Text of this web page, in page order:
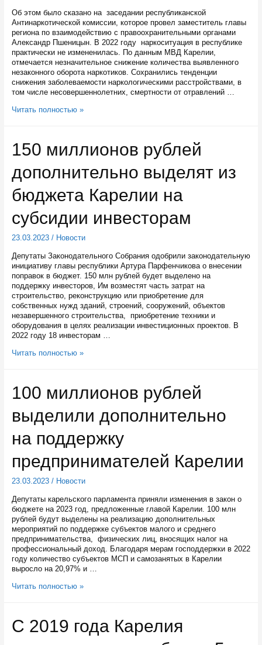
Об этом было сказано на заседании республиканской
Антинаркотической комиссии, которое провел заместитель главы
региона по взаимодействию с правоохранительными органами
Александр Пшеницын. В 2022 году наркоситуация в республике
практически не измененилась. По данным МВД Карелии,
отмечается незначительное снижение количества выявленного
незаконного оборота наркотиков. Сохранились тенденции
снижения заболеваемости наркологическими расстройствами, в
том числе несовершеннолетних, смертности от отравлений …
Наркоситуация
стабильной
Читать полностью »
150 миллионов рублей
дополнительно выделят из
бюджета Карелии на
субсидии инвесторам
23.03.2023/ Новости
Депутаты Законодательного Собрания одобрили законодательную
инициативу главы республики Артура Парфенчикова о внесении
поправок в бюджет. 150 млн рублей будет выделено на
поддержку инвесторов, Им возместят часть затрат на
строительство, реконструкцию или приобретение для
собственных нужд зданий, строений, сооружений, объектов
незавершенного строительства, приобретение техники и
оборудования в целях реализации инвестиционных проектов. В
2022 году 18 инвесторам …
150
выделят
бюджета
Карелии
субсидии
Читать полностью »
100 миллионов рублей
выделили дополнительно
на поддержку
предпринимателей Карелии
23.03.2023/ Новости
Депутаты карельского парламента приняли изменения в закон о
бюджете на 2023 год, предложенные главой Карелии. 100 млн
рублей будут выделены на реализацию дополнительных
мероприятий по поддержке субъектов малого и среднего
предпринимательства, физических лиц, вносящих налог на
профессиональный доход. Благодаря мерам господдержки в 2022
году количество субъектов МСП и самозанятых в Карелии
выросло на 20,97% и …
100
дополнительно
Читать полностью »
С 2019 года Карелия